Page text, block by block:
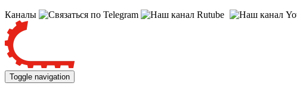
Каналы
Toggle navigation